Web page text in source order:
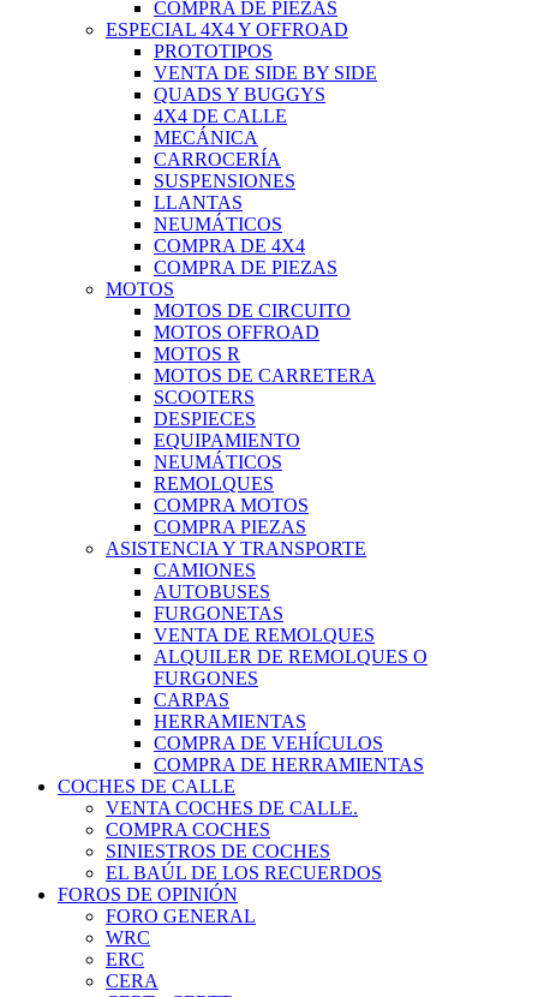
COMPRA DE PIEZAS
ESPECIAL 4X4 Y OFFROAD
PROTOTIPOS
VENTA DE SIDE BY SIDE
QUADS Y BUGGYS
4X4 DE CALLE
MECÁNICA
CARROCERÍA
SUSPENSIONES
LLANTAS
NEUMÁTICOS
COMPRA DE 4X4
COMPRA DE PIEZAS
MOTOS
MOTOS DE CIRCUITO
MOTOS OFFROAD
MOTOS R
MOTOS DE CARRETERA
SCOOTERS
DESPIECES
EQUIPAMIENTO
NEUMÁTICOS
REMOLQUES
COMPRA MOTOS
COMPRA PIEZAS
ASISTENCIA Y TRANSPORTE
CAMIONES
AUTOBUSES
FURGONETAS
VENTA DE REMOLQUES
ALQUILER DE REMOLQUES O
FURGONES
CARPAS
HERRAMIENTAS
COMPRA DE VEHÍCULOS
COMPRA DE HERRAMIENTAS
COCHES DE CALLE
VENTA COCHES DE CALLE.
COMPRA COCHES
SINIESTROS DE COCHES
EL BAÚL DE LOS RECUERDOS
FOROS DE OPINIÓN
FORO GENERAL
WRC
ERC
CERA